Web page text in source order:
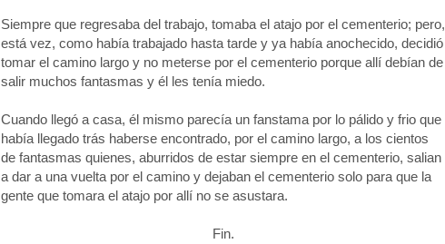
Siempre que regresaba del trabajo, tomaba el atajo por el cementerio; pero,
está vez, como había trabajado hasta tarde y ya había anochecido, decidió
tomar el camino largo y no meterse por el cementerio porque allí debían de
salir muchos fantasmas y él les tenía miedo.
Cuando llegó a casa, él mismo parecía un fanstama por lo pálido y frio que
había llegado trás haberse encontrado, por el camino largo, a los cientos
de fantasmas quienes, aburridos de estar siempre en el cementerio, salian
a dar a una vuelta por el camino y dejaban el cementerio solo para que la
gente que tomara el atajo por allí no se asustara.
Fin.